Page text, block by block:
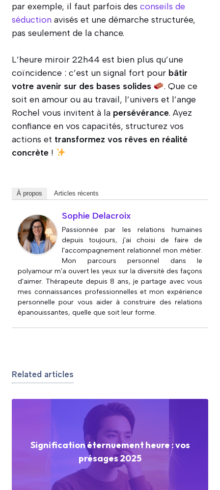
par exemple, il faut parfois des conseils de
séduction avisés et une démarche structurée,
pas seulement de la chance.
L’heure miroir 22h44 est bien plus qu’une
coïncidence : c’est un signal fort pour bâtir
votre avenir sur des bases solides
. Que ce
soit en amour ou au travail, l’univers et l’ange
Rochel vous invitent à la persévérance. Ayez
confiance en vos capacités, structurez vos
actions et transformez vos rêves en réalité
concrète !
À propos Articles récents
Sophie Delacroix
Passionnée par les relations humaines
depuis toujours, j'ai choisi de faire de
l'accompagnement relationnel mon métier.
Mon parcours personnel dans le
polyamour m'a ouvert les yeux sur la diversité des façons
d'aimer. Thérapeute depuis 8 ans, je partage avec vous
mes connaissances professionnelles et mon expérience
personnelle pour vous aider à construire des relations
épanouissantes, quelle que soit leur forme.
Related articles
Signification éternuement heure : vos
présages 2025